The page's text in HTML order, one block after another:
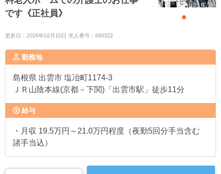
です《正社員》
更新日：2026年02月10日 求人番号：680322
勤務地
島根県 出雲市 塩冶町1174-3
ＪＲ山陰本線(京都－下関)「出雲市駅」徒歩11分
給与
・月収 19.5万円～21.0万円程度（夜勤5回分手当含む
諸手当込）